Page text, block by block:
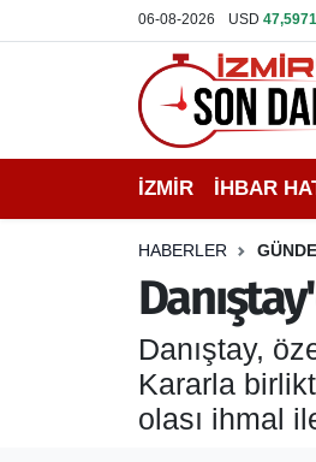
06-08-2026 USD47,5971
İZMİR İHBAR
HABERLER
Danıştay,
Kararla
olası ihmal
İHBAR HATTI
DEPREM
EKONOMİ
SİYASET
İzmir Nöbetçi Eczaneler
İzmir Hava Durumu
İzmir Namaz Vakitleri
İzmir Trafik Yoğunluk
Puan Durumu ve Fikstür
Tüm Manşetler